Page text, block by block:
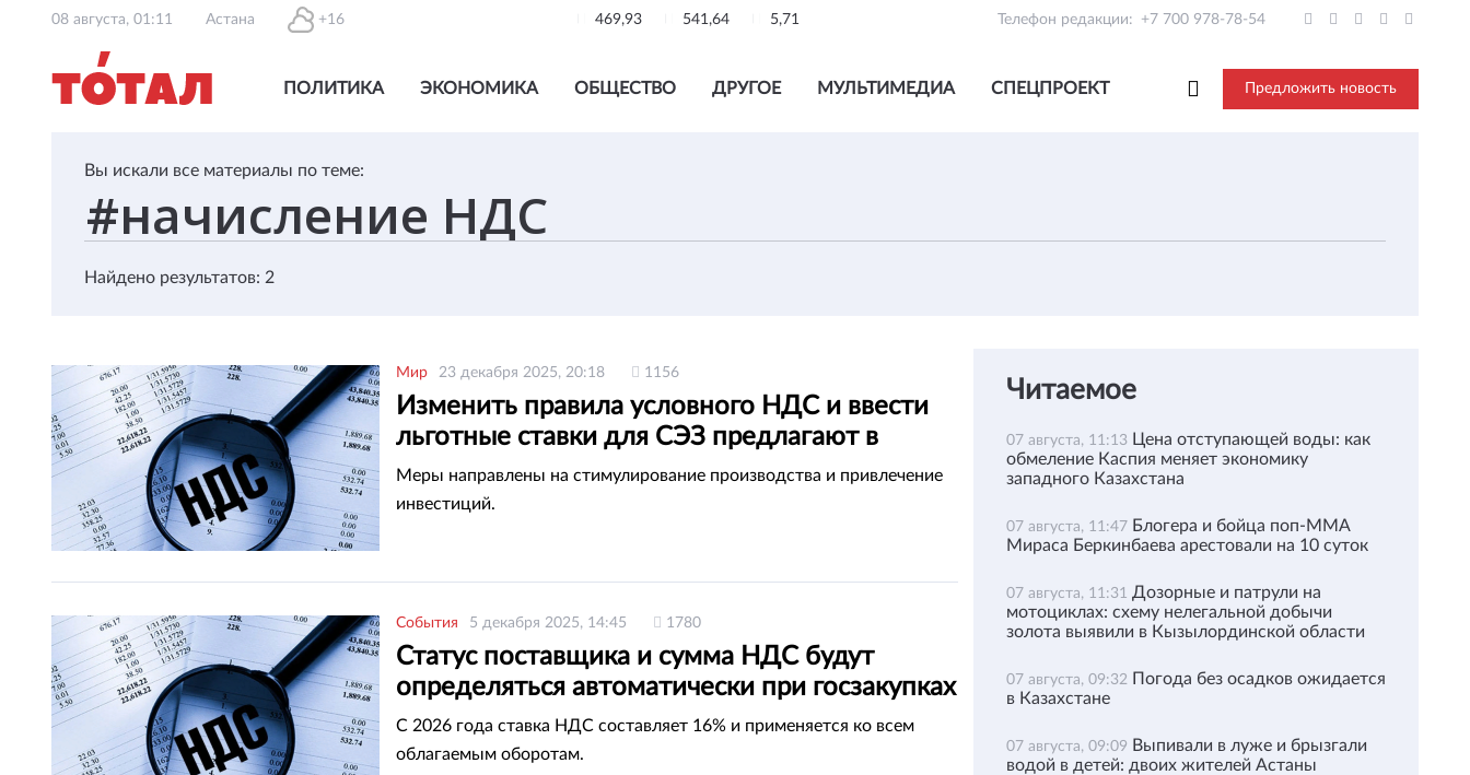
08 августа, 01:11 Астана +16 469,93 541,64 5,71 Телефон редакции: +7 700 978-78-54
ПОЛИТИКА ЭКОНОМИКА ОБЩЕСТВО ДРУГОЕ МУЛЬТИМЕДИА СПЕЦПРОЕКТ Предложить новость
Вы искали все материалы по теме:
Найдено результатов: 2
Мир 23 декабря 2025, 20:18 1156
Изменить правила условного НДС и ввести
льготные ставки для СЭЗ предлагают в
Кыргызстане
Меры направлены на стимулирование производства и привлечение
инвестиций.
События 5 декабря 2025, 14:45 1780
Статус поставщика и сумма НДС будут
определяться автоматически при госзакупках
в РК
С 2026 года ставка НДС составляет 16% и применяется ко всем
облагаемым оборотам.
Читаемое
07 августа, 11:13 Цена отступающей воды: как
обмеление Каспия меняет экономику
западного Казахстана
07 августа, 11:47 Блогера и бойца поп-ММА
Мираса Беркинбаева арестовали на 10 суток
07 августа, 11:31 Дозорные и патрули на
мотоциклах: схему нелегальной добычи
золота выявили в Кызылординской области
07 августа, 09:32 Погода без осадков ожидается
в Казахстане
07 августа, 09:09 Выпивали в луже и брызгали
водой в детей: двоих жителей Астаны